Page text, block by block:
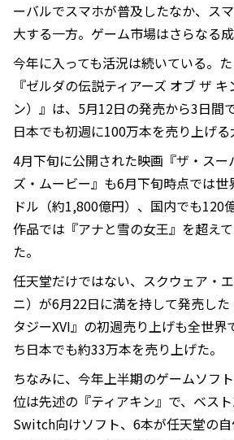
ーバルでスマホが普及したなか、ス
大する一方。ゲーム市場はさらなる
今年に入っても活況は続いている。
『ゼルダの伝説ティアーズ オブ ザ
ン）』は、5月12日の発売から3日間
日本でも初週に100万本を売り上げる
4月下旬に公開された映画『ザ・スー
ズ・ムービー』も6月下旬時点では
ドル（約1,800億円）、国内でも120
作品では『アナと雪の女王』を超え
た。
任天堂だけではない、スクウェア・
ニ）が6月22日に満を持して発売し
タジーXVI』の初週売り上げも全世界
ち日本でも約33万本を売り上げた。
ちなみに、今年上半期のゲームソフ
位は先述の『ティアキン』で、ベス
Switch向けソフト、6本が任天堂の